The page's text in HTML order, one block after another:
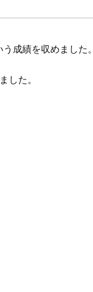
成績を収めました。
した。